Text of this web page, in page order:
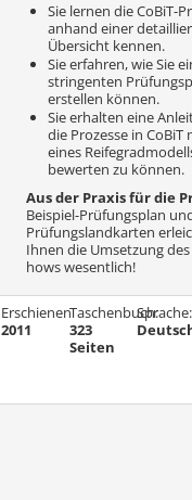
Sie lernen die CoBiT-
anhand einer
Übersicht kennen.
Sie erfahren, wie Sie
stringenten
erstellen können.
Sie erhalten eine
die Prozesse in CoBiT
eines
bewerten zu können.
Aus der Praxis für die
Beispiel-Prüfungsplan
Prüfungslandkarten
Ihnen die Umsetzung
hows wesentlich!
Erschienen
2011
Taschenbuch:
323
Seiten
Sprache: